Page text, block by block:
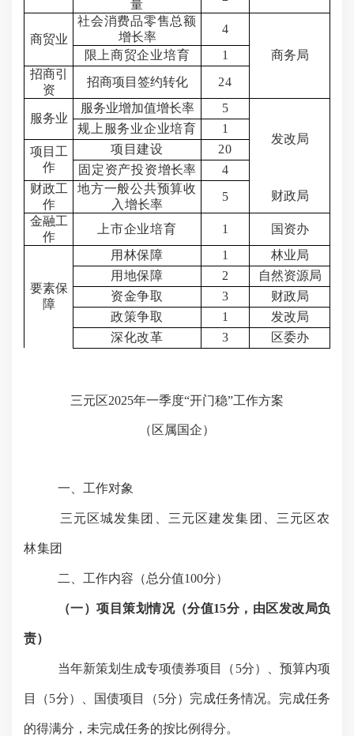
量
商贸业
社会消费品零售总额
增长率
4
商务局
限上商贸企业培育
1
招商引
资
招商项目签约转化 24
服务业
服务业增加值增长率 5
发改局
规上服务业企业培育
1
项目工
作
项目建设
20
固定资产投资增长率
4
财政工
作
地方一般公共预算收
入 增长率
5
财政局
金融工
作
上市企业培育 1 国资办
要素保
障
用林保障 1
林业局
用地保障
2
自然资源局
资金争取
3
财政局
政策争取
1
发改局
深化改革
3 区委办
三元区2025年一季度“开门稳”工作方案
（区属国企）
一、工作对象
三元区城发集团、三元区建发集团、三元区农
林集团
二、工作内容（总分值100分）
（一）项目策划情况（分值15分，由区发改局负
责）
当年新策划生成专项债券项目（ 5分）、预算内项
目（5分）、国债项目（5分）完成任务情况。完成任务
的得满分，未完成任务的按比例得分。